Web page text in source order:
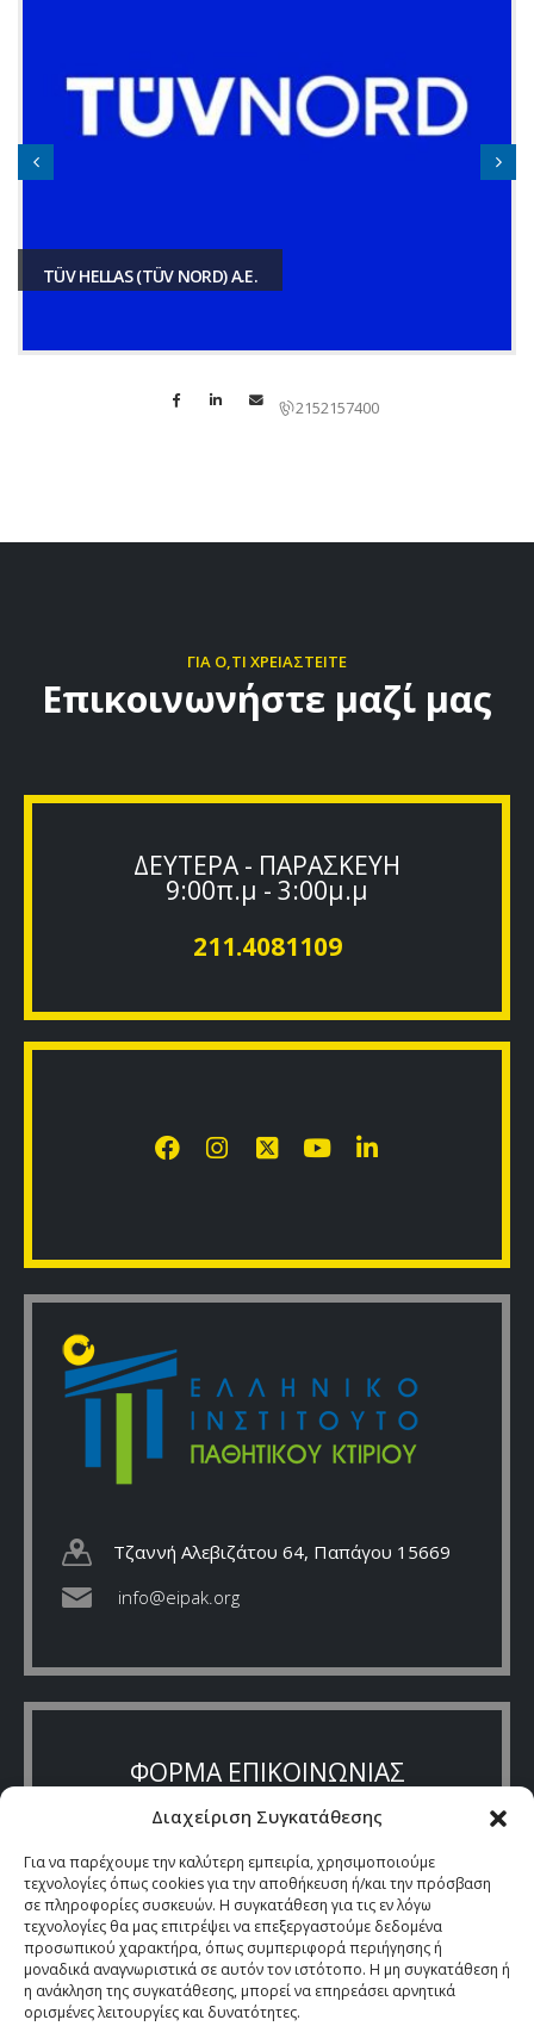
Διαχείριση Συγκατάθεσης
Για να παρέχουμε την καλύτερη εμπειρία, χρησιμοποιούμε
τεχνολογίες όπως cookies για την αποθήκευση ή/και την πρόσβαση
σε πληροφορίες συσκευών. Η συγκατάθεση για τις εν λόγω
τεχνολογίες θα μας επιτρέψει να επεξεργαστούμε δεδομένα
προσωπικού χαρακτήρα, όπως συμπεριφορά περιήγησης ή
μοναδικά αναγνωριστικά σε αυτόν τον ιστότοπο. Η μη συγκατάθεση ή
η ανάκληση της συγκατάθεσης, μπορεί να επηρεάσει αρνητικά
ορισμένες λειτουργίες και δυνατότητες.
TÜV HELLAS (TÜV NORD) A.E.
2152157400
ΓΙΑ Ο,ΤΙ ΧΡΕΙΑΣΤΕΙΤΕ
Επικοινωνήστε μαζί μας
Τζαννή Αλεβιζάτου 64, Παπάγου 15669
info@eipak.org
ΔΕΥΤΕΡΑ - ΠΑΡΑΣΚΕΥΗ
9:00π.μ - 3:00μ.μ
211.4081109
ΦΟΡΜΑ ΕΠΙΚΟΙΝΩΝΙΑΣ